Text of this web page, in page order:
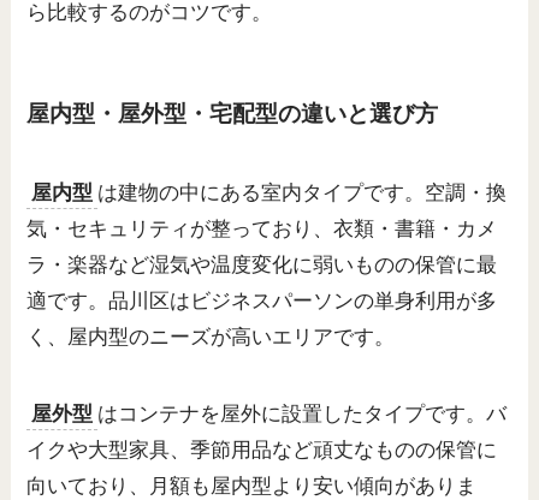
ら比較するのがコツです。
屋内型・屋外型・宅配型の違いと選び方
屋内型 は建物の中にある室内タイプです。空調・換
気・セキュリティが整っており、衣類・書籍・カメ
ラ・楽器など湿気や温度変化に弱いものの保管に最
適です。品川区はビジネスパーソンの単身利用が多
く、屋内型のニーズが高いエリアです。
屋外型 はコンテナを屋外に設置したタイプです。バ
イクや大型家具、季節用品など頑丈なものの保管に
向いており、月額も屋内型より安い傾向がありま